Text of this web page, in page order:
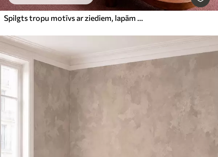
Spilgts tropu motīvs ar ziediem, lapām un krāsainiem augļiem